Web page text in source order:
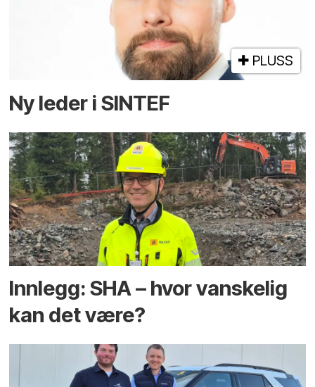
PLUSS
Ny leder i SINTEF
Innlegg: SHA – hvor vanskelig
kan det være?